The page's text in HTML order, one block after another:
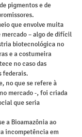
pigmentos e de
que envolve muita
– algo de difícil
biotecnológica no
e a costumeira
no caso das
federais.
no que se refere à
mercado -, foi criada
que seria
a Bioamazônia ao
incompetência em